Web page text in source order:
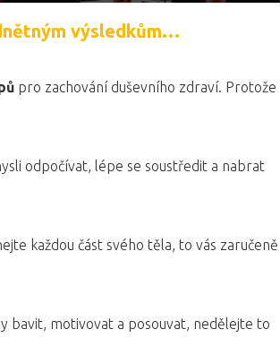
výsledkům…
pro zachování duševního zdraví. Protože
odpočívat, lépe se soustředit a nabrat
každou část svého těla, to vás zaručeně
bavit, motivovat a posouvat, nedělejte to